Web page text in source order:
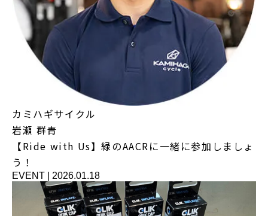
カミハギサイクル
岩瀬 群青
【Ride with Us】緑のAACRに一緒に参加しましょ
う！
EVENT 2026.01.18